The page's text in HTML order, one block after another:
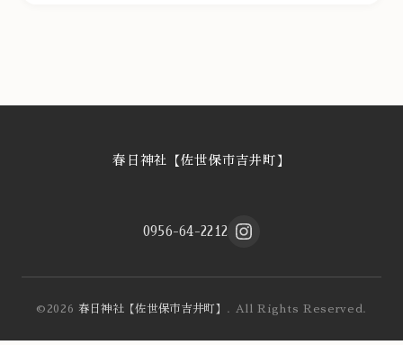
春日神社【佐世保市吉井町】
0956-64-2212
©2026 春日神社【佐世保市吉井町】 . All Rights Reserved.